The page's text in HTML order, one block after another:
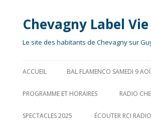
Chevagny Label Vie
Le site des habitants de Chevagny sur
ACCUEIL BAL FLAMENCO SAMEDI 9
PROGRAMME ET HORAIRES RADIO
SPECTACLES 2025 ÉCOUTER RCI